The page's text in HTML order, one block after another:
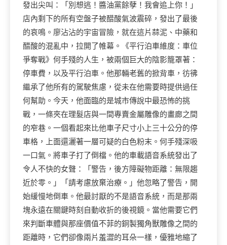
發出尖叫：「別想逃！醬油黨餘孽！我會追上你！」
店內剩下的所有空盤子被醋酸氣波震碎，發出了最後
的哀鳴。廖沾沾的宇宙冒險，就在這片蒜泥、中藥和
醋酸的混亂中，拉開了帷幕。《平行泊車維度：車位
爭奪戰》何手殘的人生，被兩個巨大的陰影籠罩著：
停車費，以及平行泊車。他那輛老舊的掀背車，彷彿
繼承了他所有的駕駛焦慮，從未在他需要時提供過任
何幫助。今天，他面臨的是城市傳說中最恐怖的挑
戰，一條夾在理髮店與一間專賣金屬雕像的畫廊之間
的窄巷。一個看起來比他車子尺寸小上三十公分的停
車格，上面還灑著一層可疑的白色粉末。何手殘深吸
一口氣。將車子打了倒檔。他的車載語音系統發出了
令人不快的女聲：「警告，後方障礙物距離：無限趨
近於零。」「請考慮放棄治療。」他忽略了警告，開
始緩慢地倒車。他最討厭的不是語音系統，而是那兩
塊永遠在關鍵時刻自動收折的後視鏡。當他需要它們
來判斷車體與那座價值不菲的銅製獨角獸雕像之間的
距離時，它們卻像兩片羞澀的耳朵一樣，優雅地縮了